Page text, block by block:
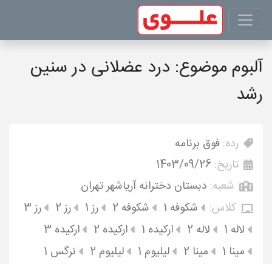
آلبوم موضوع: درد عضلانی در سنین
رشد
رده: فوق برنامه
تاریخ: 1403/09/26
شعبه: دبستان دخترانه آریاشهر تهران
کلاس:
شکوفه 1 شکوفه 2 رز 1 رز 2
رز 3
لاله 1
لاله 2 ارکیده 1 ارکیده 2
ارکیده 3
مینا 1
مینا 2 لیلیوم 1 لیلیوم 2
نرگس 1